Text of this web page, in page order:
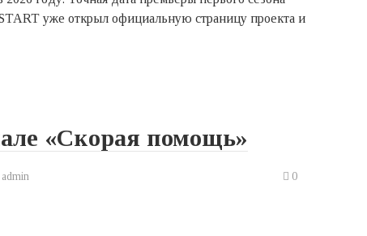
уже открыл официальную страницу проекта и
«Скорая помощь»
admin 0